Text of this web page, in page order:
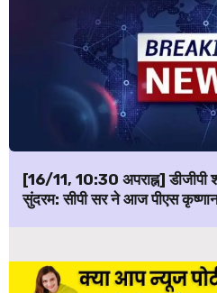
[16/11, 10:30 अपराह्न] डीजीपी
सुंदरम: सीपी सर ने आज पीएस